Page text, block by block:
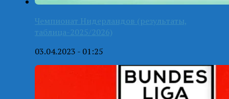
Чемпионат Нидерландов (результаты,
таблица-2025/2026)
03.04.2023 - 01:25